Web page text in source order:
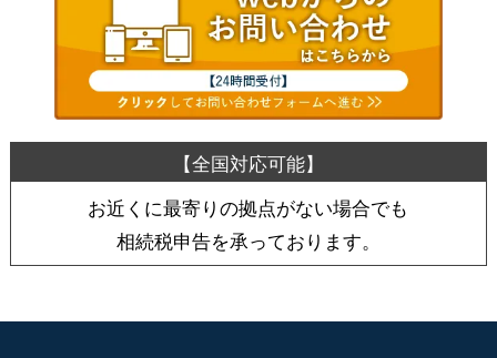
お近くに最寄りの拠点がない場合でも
相続税申告を承っております。